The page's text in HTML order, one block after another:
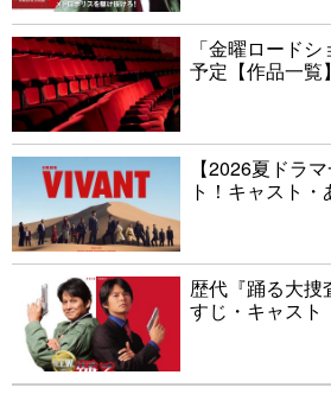
「金曜ロード
予定【作品一覧】
【2026夏ドラ
ト！キャスト・
歴代『踊る大捜
すじ・キャスト